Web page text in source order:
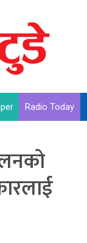
Radio Today